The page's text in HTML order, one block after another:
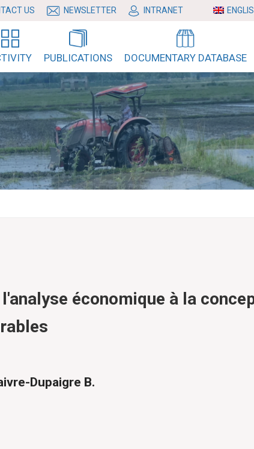
US NEWSLETTER INTRANET
PUBLICATIONS DOCUMENTARY DATABASE
économique à la
Dupaigre B.